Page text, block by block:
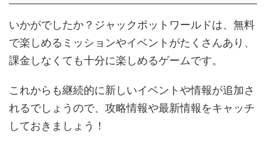
いかがでしたか？ジャックポットワールドは、無料
で楽しめるミッションやイベントがたくさんあり、
課金しなくても十分に楽しめるゲームです。
これからも継続的に新しいイベントや情報が追加さ
れるでしょうので、攻略情報や最新情報をキャッチ
しておきましょう！